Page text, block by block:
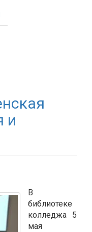
и
В
библиотеке
колледжа 5
мая